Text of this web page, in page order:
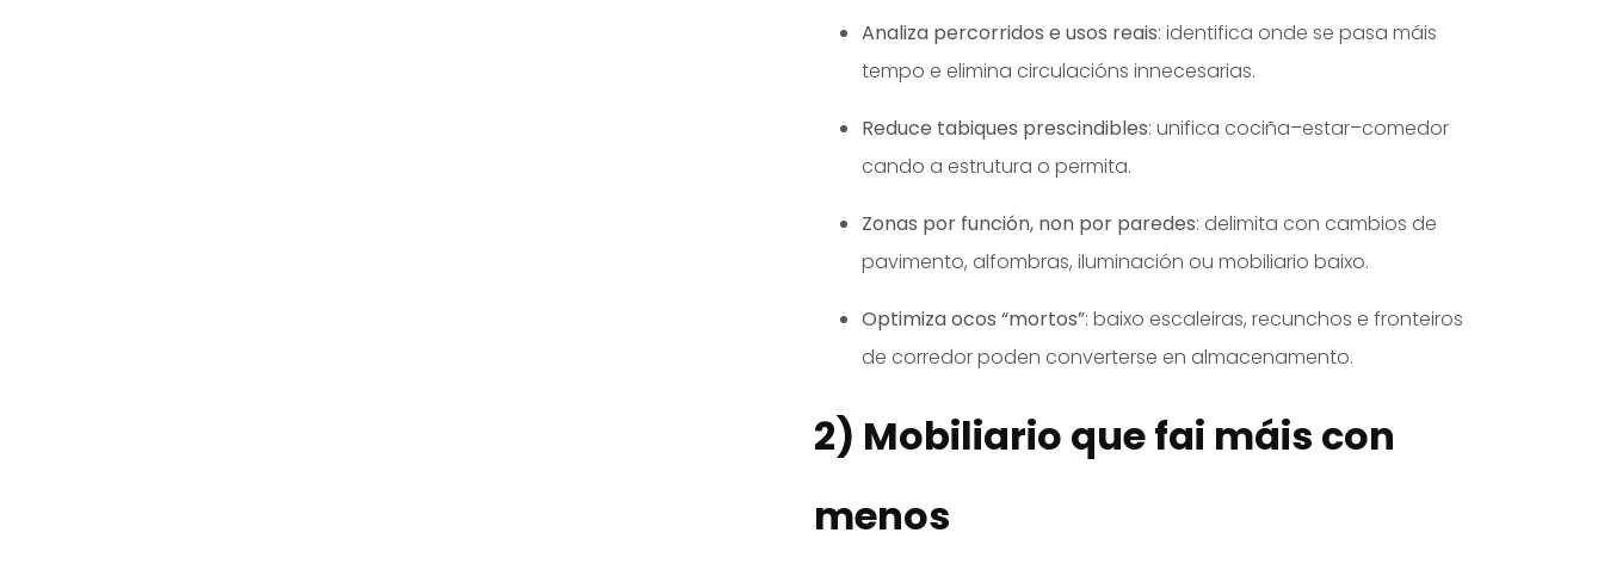
Analiza percorridos e usos reais: identifica onde se pasa máis
tempo e elimina circulacións innecesarias.
Reduce tabiques prescindibles: unifica cociña–estar–comedor
cando a estrutura o permita.
Zonas por función, non por paredes: delimita con cambios de
pavimento, alfombras, iluminación ou mobiliario baixo.
Optimiza ocos “mortos”: baixo escaleiras, recunchos e fronteiros
de corredor poden converterse en almacenamento.
2) Mobiliario que fai máis con
menos